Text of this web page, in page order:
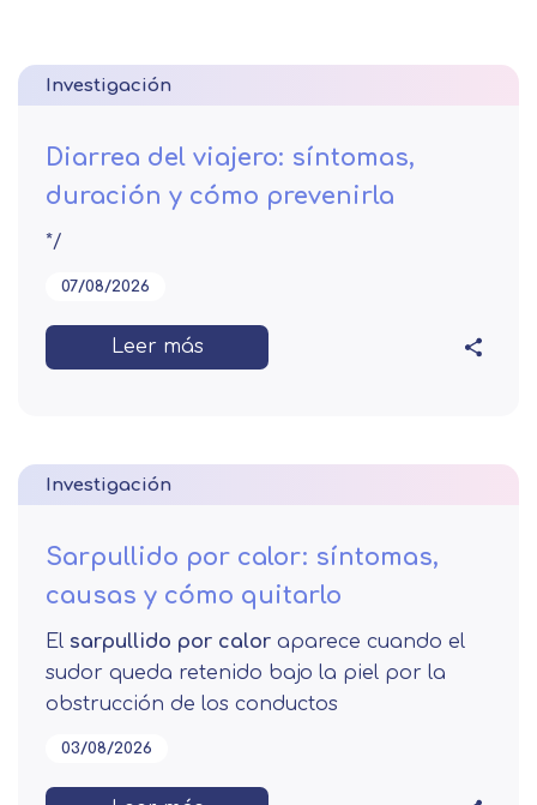
Investigación
Diarrea del viajero: síntomas,
duración y cómo prevenirla
*/
07/08/2026
Leer más
Investigación
Sarpullido por calor: síntomas,
causas y cómo quitarlo
El sarpullido por calor aparece cuando el
sudor queda retenido bajo la piel por la
obstrucción de los conductos
03/08/2026